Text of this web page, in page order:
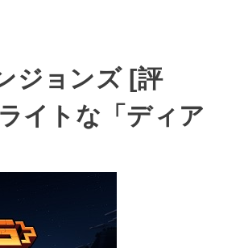
ジョンズ [評
イトな「ディア